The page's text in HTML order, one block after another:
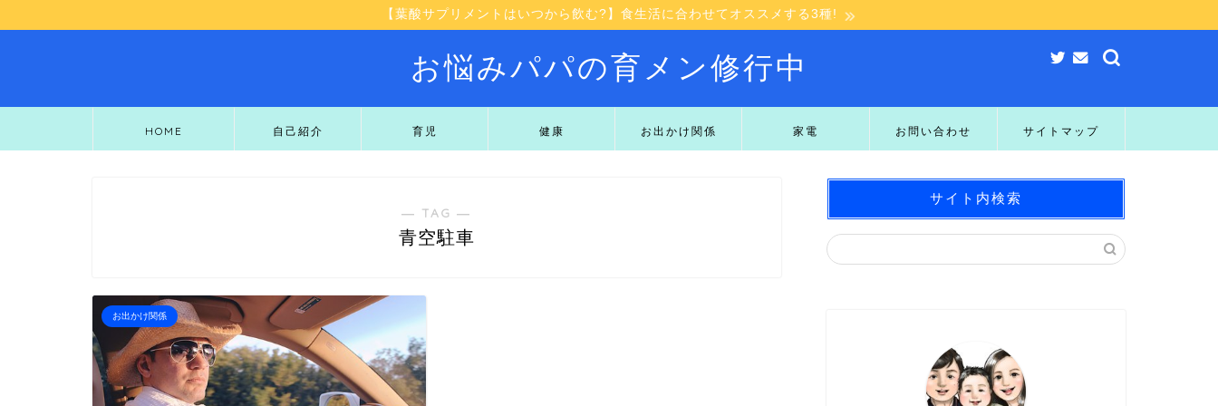
【葉酸サプリメントはいつから飲む?】食生活に合わせてオススメする3種!
お悩みパパの育メン修行中
HOME 自己紹介 育児 健康 お出かけ関係 家電 お問い合わせ サイトマップ
― TAG ―
青空駐車
お出かけ関係
サイト内検索